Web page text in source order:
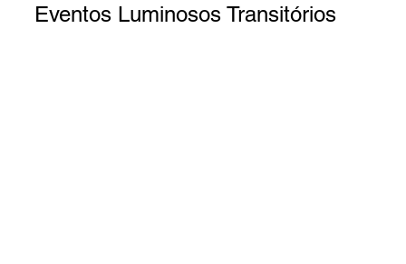
Eventos Luminosos Transitórios